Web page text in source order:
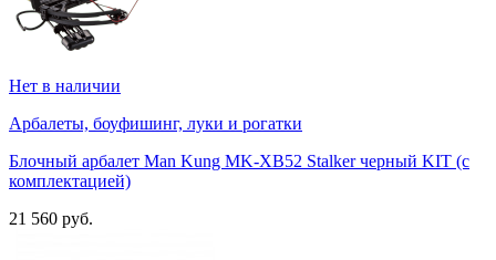
Нет в наличии
Арбалеты, боуфишинг, луки и рогатки
Блочный арбалет Man Kung MK-XB52 Stalker черный KIT (с
комплектацией)
21 560 руб.